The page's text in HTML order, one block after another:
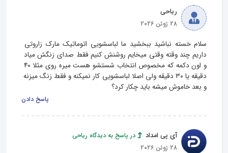
ریاحی
28 ژوئن 2026
سلام خسته نباشید ببخشید ما لباسشویی اتوماتیک مارک زاروتی
داریم چند وقته وقتی میخایم روشنش کنیم فقط صدای زنگش میاد
دقیقه یا ۳۰ دقیقه ولی اصلا لباسشویی کار نمیکنه و فقط زنگ میزنه
و بعد خاموش میشه باید چکار کرد؟
پاسخ دادن
آی پی امداد
در پاسخ به دیدگاه ریاحی
28 ژوئن 2026